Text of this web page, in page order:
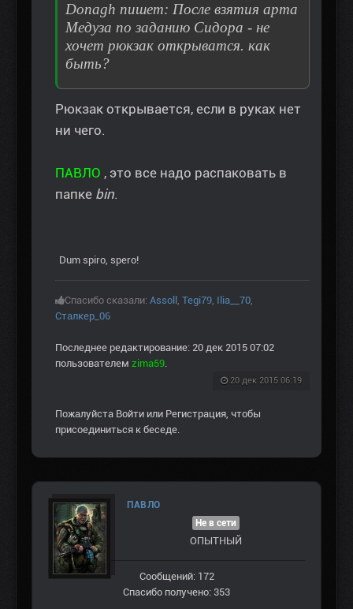
Donagh пишет: После взятия арта
Медуза по заданию Сидора - не
хочет рюкзак открыватся. как
быть?
Рюкзак открывается, если в руках нет
ни чего.
ПАВЛО , это все надо распаковать в
папке bin.
Dum spiro, spero!
Спасибо сказали: Assoll , Tegi79, Ilia__70,
Сталкер_06
Последнее редактирование: 20 дек 2015 07:02
пользователем zima59.
20 дек 2015 06:19
Пожалуйста Войти или Регистрация, чтобы
присоединиться к беседе.
ПАВЛО
Не в сети
ОПЫТНЫЙ
Сообщений: 172
Спасибо получено: 353